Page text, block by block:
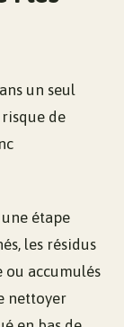
un seul
de
une étape
les résidus
ou accumulés
nettoyer